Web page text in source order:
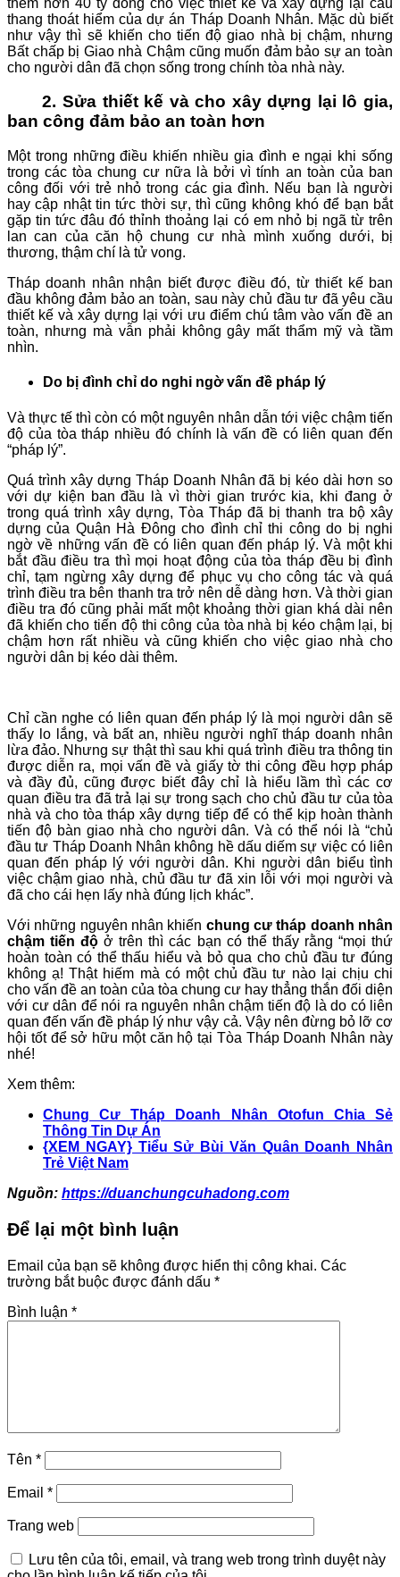
thang thoát hiểm của dự án Tháp Doanh Nhân. Mặc dù biết
như vậy thì sẽ khiến cho tiến độ giao nhà bị chậm, nhưng
Bất chấp bị Giao nhà Chậm cũng muốn đảm bảo sự an toàn
cho người dân đã chọn sống trong chính tòa nhà này.
2. Sửa thiết kế và cho xây dựng lại lô gia,
ban công đảm bảo an toàn hơn
Một trong những điều khiến nhiều gia đình e ngại khi sống
trong các tòa chung cư nữa là bởi vì tính an toàn của ban
công đối với trẻ nhỏ trong các gia đình. Nếu bạn là người
hay cập nhật tin tức thời sự, thì cũng không khó để bạn bắt
gặp tin tức đâu đó thỉnh thoảng lại có em nhỏ bị ngã từ trên
lan can của căn hộ chung cư nhà mình xuống dưới, bị
thương, thậm chí là tử vong.
Tháp doanh nhân nhận biết được điều đó, từ thiết kế ban
đầu không đảm bảo an toàn, sau này chủ đầu tư đã yêu cầu
thiết kế và xây dựng lại với ưu điểm chú tâm vào vấn đề an
toàn, nhưng mà vẫn phải không gây mất thẩm mỹ và tầm
nhìn.
Do bị đình chỉ do nghi ngờ vấn đề pháp lý
Và thực tế thì còn có một nguyên nhân dẫn tới việc chậm tiến
độ của tòa tháp nhiều đó chính là vấn đề có liên quan đến
“pháp lý”.
Quá trình xây dựng Tháp Doanh Nhân đã bị kéo dài hơn so
với dự kiện ban đầu là vì thời gian trước kia, khi đang ở
trong quá trình xây dựng, Tòa Tháp đã bị thanh tra bộ xây
dựng của Quận Hà Đông cho đình chỉ thi công do bị nghi
ngờ về những vấn đề có liên quan đến pháp lý. Và một khi
bắt đầu điều tra thì mọi hoạt động của tòa tháp đều bị đình
chỉ, tạm ngừng xây dựng để phục vụ cho công tác và quá
trình điều tra bên thanh tra trở nên dễ dàng hơn. Và thời gian
điều tra đó cũng phải mất một khoảng thời gian khá dài nên
đã khiến cho tiến độ thi công của tòa nhà bị kéo chậm lại, bị
chậm hơn rất nhiều và cũng khiến cho việc giao nhà cho
người dân bị kéo dài thêm.
Chỉ cần nghe có liên quan đến pháp lý là mọi người dân sẽ
thấy lo lắng, và bất an, nhiều người nghĩ tháp doanh nhân
lừa đảo. Nhưng sự thật thì sau khi quá trình điều tra thông tin
được diễn ra, mọi vấn đề và giấy tờ thi công đều hợp pháp
và đầy đủ, cũng được biết đây chỉ là hiểu lầm thì các cơ
quan điều tra đã trả lại sự trong sạch cho chủ đầu tư của tòa
nhà và cho tòa tháp xây dựng tiếp để có thể kịp hoàn thành
tiến độ bàn giao nhà cho người dân. Và có thể nói là “chủ
đầu tư Tháp Doanh Nhân không hề dấu diếm sự việc có liên
quan đến pháp lý với người dân. Khi người dân biểu tình
việc chậm giao nhà, chủ đầu tư đã xin lỗi với mọi người và
đã cho cái hẹn lấy nhà đúng lịch khác”.
Với những nguyên nhân khiến chung cư tháp doanh nhân
chậm tiến độở trên thì các bạn có thể thấy rằng “mọi thứ
hoàn toàn có thể thấu hiểu và bỏ qua cho chủ đầu tư đúng
không ạ! Thật hiếm mà có một chủ đầu tư nào lại chịu chi
cho vấn đề an toàn của tòa chung cư hay thẳng thắn đối diện
với cư dân để nói ra nguyên nhân chậm tiến độ là do có liên
quan đến vấn đề pháp lý như vậy cả. Vậy nên đừng bỏ lỡ cơ
hội tốt để sở hữu một căn hộ tại Tòa Tháp Doanh Nhân này
nhé!
Xem thêm:
Chung Cư Tháp Doanh Nhân Otofun Chia Sẻ
Thông Tin Dự Án
{XEM NGAY} Tiểu Sử Bùi Văn Quân Doanh Nhân
Trẻ Việt Nam
Nguồn: https://duanchungcuhadong.com
Để lại một bình luận
Email của bạn sẽ không được hiển thị công khai. Các
trường bắt buộc được đánh dấu *
Bình luận *
Tên *
Email *
Trang web
Lưu tên của tôi, email, và trang web trong trình duyệt này